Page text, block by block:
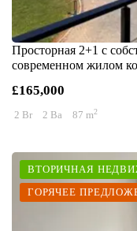
Просторная 2+1 с
современном жилом
£165,000
2 Br 2 Ba 87 m2
ВТОРИЧНАЯ
ГОРЯЧЕЕ